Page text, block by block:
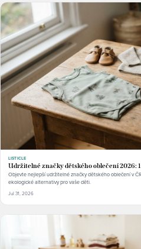
LISTICLE
Udržitelné značky dětského oblečení 2026:
Objevte nejlepší udržitelné značky dětského oblečení v
ekologické alternativy pro vaše děti.
Jul 31, 2026